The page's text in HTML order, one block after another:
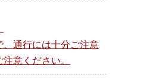
通行には十分ご注意
意ください。